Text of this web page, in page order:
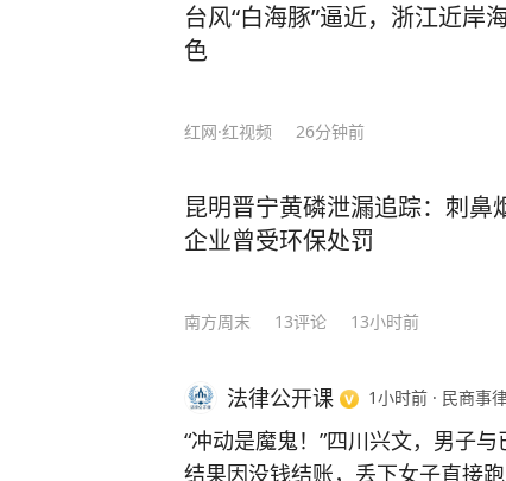
声音。 可以说，这就是莫言在《晚熟的人》中所告诉我们的智慧。当你能读懂莫言，
便能明白，为何一个人独处，便是人生的最高境界。
是有价值的，他的智慧靠一篇文
的人》，莫言将自己大半辈子的
我们只有牢记初心，才能不断进步。 最值得一提的是，在这部《晚熟的人》
莫言将自己多年来遭受质疑的心
影，还是用他擅长的写法，让每
自己。 与莫言之前的作品相比，《晚熟的人》更加贴近现代人的状态，拉近了读者和
言是一个会讲故事的人。”但是
幻现实的手法，丰富的想象力和
作家。 莫言的文字犹如一壶好茶，一杯咖啡，需要你放下尘世的俗世，在一个静谧的
台风“白海豚”逼近，浙江近岸
色
红网·红视频 26分钟前
昆明晋宁黄磷泄漏追踪：刺鼻
企业曾受环保处罚
南方周末 13评论 13小时前
法律公开课 1小时前 · 民商事
“冲动是魔鬼！”四川兴文，男子与
结果因没钱结账，丢下女子直接